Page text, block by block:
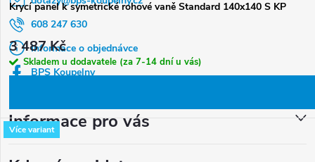
Krycí panel k symetrické rohové vaně Standard 140x140 S KP
3 487 Kč
Skladem u dodavatele (za 7-14 dní u vás)
Více variant
608 247 630
Informace o objednávce
BPS Koupelny
Informace pro vás